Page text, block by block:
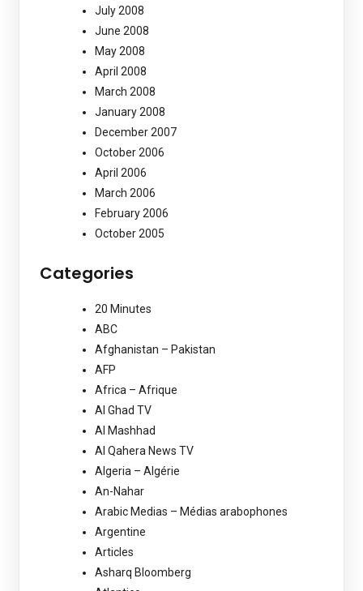
July 2008
June 2008
May 2008
April 2008
March 2008
January 2008
December 2007
October 2006
April 2006
March 2006
February 2006
October 2005
Categories
20 Minutes
ABC
Afghanistan – Pakistan
AFP
Africa – Afrique
Al Ghad TV
Al Mashhad
Al Qahera News TV
Algeria – Algérie
An-Nahar
Arabic Medias – Médias arabophones
Argentine
Articles
Asharq Bloomberg